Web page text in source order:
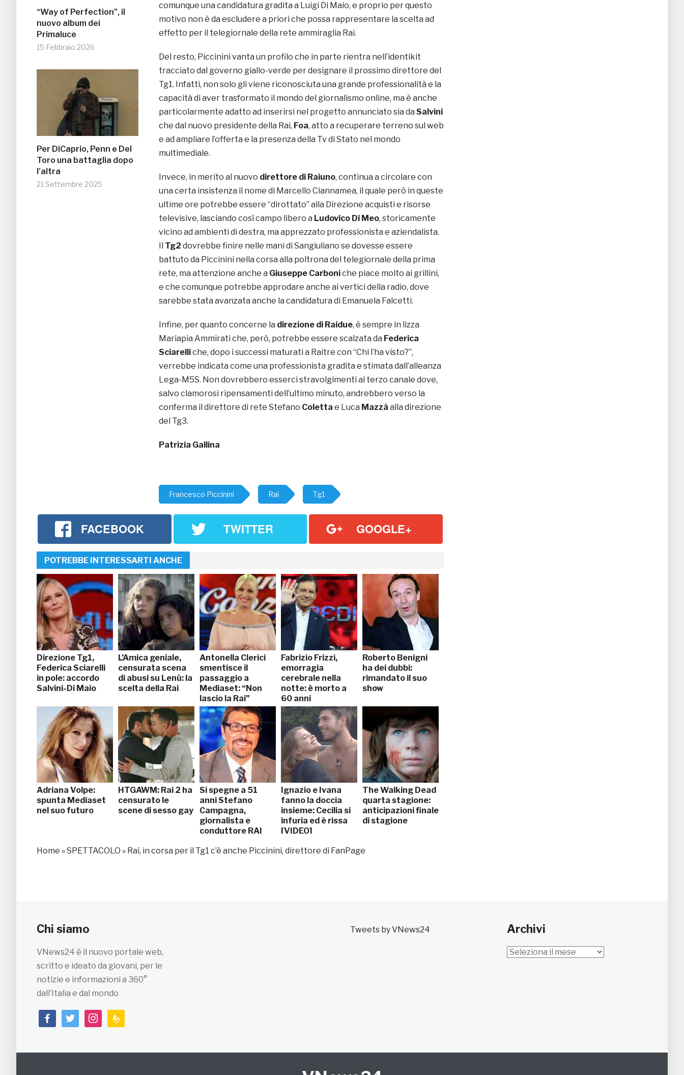
“Way of Perfection”, il
nuovo album dei
Primaluce
15 Febbraio 2026
Per DiCaprio, Penn e Del
Toro una battaglia dopo
l’altra
21 Settembre 2025
comunque una candidatura gradita a Luigi Di Maio, e proprio per questo
motivo non è da escludere a priori che possa rappresentare la scelta ad
effetto per il telegiornale della rete ammiraglia Rai.
Del resto, Piccinini vanta un profilo che in parte rientra nell’identikit
tracciato dal governo giallo-verde per designare il prossimo direttore del
Tg1. Infatti, non solo gli viene riconosciuta una grande professionalità e la
capacità di aver trasformato il mondo del giornalismo online, ma è anche
particolarmente adatto ad inserirsi nel progetto annunciato sia da Salvini
che dal nuovo presidente della Rai, Foa, atto a recuperare terreno sul web
e ad ampliare l’offerta e la presenza della Tv di Stato nel mondo
multimediale.
Invece, in merito al nuovo direttore di Raiuno, continua a circolare con
una certa insistenza il nome di Marcello Ciannamea, il quale però in queste
ultime ore potrebbe essere “dirottato” alla Direzione acquisti e risorse
televisive, lasciando così campo libero a Ludovico Di Meo, storicamente
vicino ad ambienti di destra, ma apprezzato professionista e aziendalista.
Il Tg2 dovrebbe finire nelle mani di Sangiuliano se dovesse essere
battuto da Piccinini nella corsa alla poltrona del telegiornale della prima
rete, ma attenzione anche a Giuseppe Carboniche piace molto ai grillini,
e che comunque potrebbe approdare anche ai vertici della radio, dove
sarebbe stata avanzata anche la candidatura di Emanuela Falcetti.
Infine, per quanto concerne la direzione di Raidue, è sempre in lizza
Mariapia Ammirati che, però, potrebbe essere scalzata da Federica
Sciarelliche, dopo i successi maturati a Raitre con “Chi l’ha visto?”,
verrebbe indicata come una professionista gradita e stimata dall’alleanza
Lega-M5S. Non dovrebbero esserci stravolgimenti al terzo canale dove,
salvo clamorosi ripensamenti dell’ultimo minuto, andrebbero verso la
conferma il direttore di rete Stefano Coletta e Luca Mazzà alla direzione
del Tg3.
Patrizia Gallina
Francesco Piccinini Rai Tg1
FACEBOOK TWITTER GOOGLE+
POTREBBE INTERESSARTI ANCHE
Direzione Tg1,
Federica Sciarelli
in pole: accordo
Salvini-Di Maio
L’Amica geniale,
censurata scena
di abusi su Lenù: la
scelta della Rai
Antonella Clerici
smentisce il
passaggio a
Mediaset: “Non
lascio la Rai”
Fabrizio Frizzi,
emorragia
cerebrale nella
notte: è morto a
60 anni
Roberto Benigni
ha dei dubbi:
rimandato il suo
show
Adriana Volpe:
spunta Mediaset
nel suo futuro
HTGAWM: Rai 2 ha
censurato le
scene di sesso gay
Si spegne a 51
anni Stefano
Campagna,
giornalista e
conduttore RAI
Ignazio e Ivana
fanno la doccia
insieme: Cecilia si
infuria ed è rissa
[VIDEO]
The Walking Dead
quarta stagione:
anticipazioni finale
di stagione
Home »SPETTACOLO » Rai, in corsa per il Tg1 c’è anche Piccinini, direttore di FanPage
Chi siamo
VNews24 è il nuovo portale web,
scritto e ideato da giovani, per le
notizie e informazioni a 360°
dall’Italia e dal mondo
facebooktwitterinstagramfeedburner
Tweets by VNews24 Archivi
Archivi